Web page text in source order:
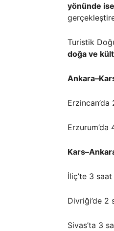
yönünde
Turistik
doğa ve
Erzurum’da
İliç’te 3 saat
Divriği’de 2
Sivas’ta 3